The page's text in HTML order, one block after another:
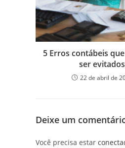
5 Erros contábeis
ser evitados
22 de abril de
Deixe um
Você precisa estar